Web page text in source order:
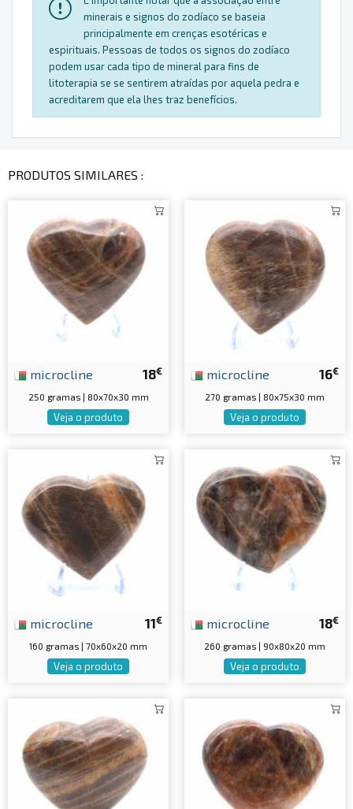
minerais e signos do zodíaco se baseia
principalmente em crenças esotéricas e
espirituais. Pessoas de todos os signos do zodíaco
podem usar cada tipo de mineral para fins de
litoterapia se se sentirem atraídas por aquela pedra e
acreditarem que ela lhes traz benefícios.
PRODUTOS SIMILARES :
18€
microcline
250 gramas | 80x70x30 mm
Veja o produto
16€
microcline
270 gramas | 80x75x30 mm
Veja o produto
11€
microcline
160 gramas | 70x60x20 mm
Veja o produto
18€
microcline
260 gramas | 90x80x20 mm
Veja o produto